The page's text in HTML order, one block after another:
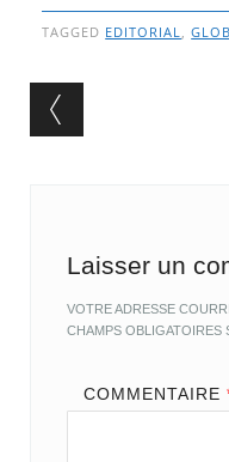
TAGGED EDITORIAL,
Post
Laisser un
VOTRE ADRESSE
CHAMPS OBLIGATOIRES
COMMENTAIRE